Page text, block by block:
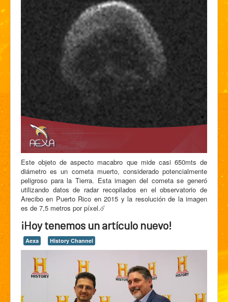
Este objeto de aspecto macabro que mide casi 650mts de
diámetro es un cometa muerto, considerado potencialmente
peligroso para la Tierra. Esta imagen del cometa se generó
utilizando datos de radar recopilados en el observatorio de
Arecibo en Puerto Rico en 2015 y la resolución de la imagen
es de 7,5 metros por píxel.☄️
¡Hoy tenemos un artículo nuevo!
Aexa History Channel